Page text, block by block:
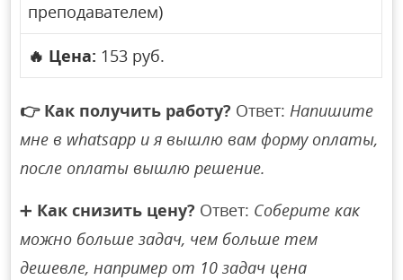
преподавателем)
🔥 Цена: 153 руб.
👉 Как получить работу? Ответ:Напишите
мне в whatsapp и я вышлю вам форму оплаты,
после оплаты вышлю решение.
➕ Как снизить цену? Ответ: Соберите как
можно больше задач, чем больше тем
дешевле, например от 10 задач цена